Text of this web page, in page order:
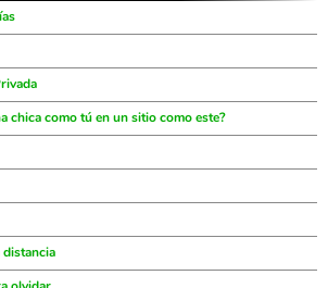
chica como tú en un sitio como este?
distancia